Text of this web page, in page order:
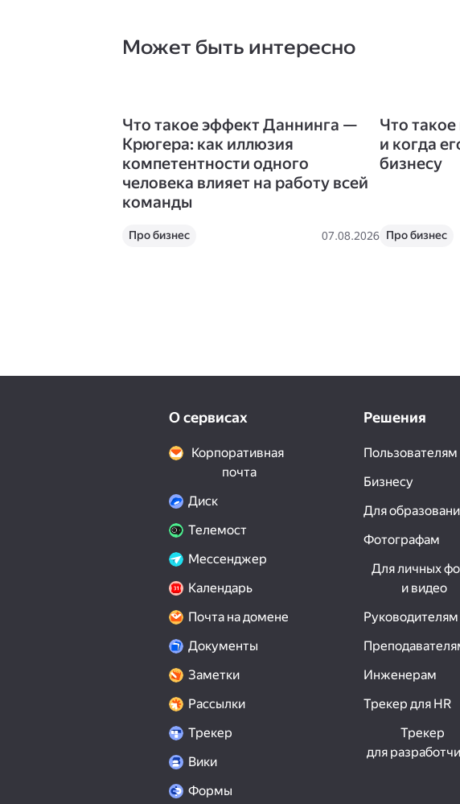
Может быть интересно
Что такое эффект Даннинга —
Крюгера: как иллюзия
компетентности одного
человека влияет на работу всей
команды
Про бизнес 07.08.2026
Что
и когда
бизнесу
Про бизнес
О сервисах
Корпоративная
почта
Диск
Телемост
Мессенджер
Календарь
Почта на домене
Документы
Заметки
Рассылки
Трекер
Вики
Формы
Решения
Пользователям
Бизнесу
Для
Фотографам
Для личных
и видео
Руководителям
Инженерам
Трекер для HR
Трекер
для